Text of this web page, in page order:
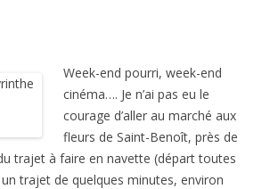
Week-end pourri, week-end
cinéma…. Je n’ai pas eu le
courage d’aller au marché aux
fleurs de Saint-Benoît, près de
trajet à faire en navette (départ toutes
trajet de quelques minutes, environ